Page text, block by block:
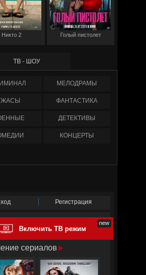
Никто 2 Голый пистолет
ТВ - ШОУ
МЕЛОДРАМЫ
ФАНТАСТИКА
ДЕТЕКТИВЫ
КОНЦЕРТЫ
Регистрация
Включить ТВ режим
сериалов